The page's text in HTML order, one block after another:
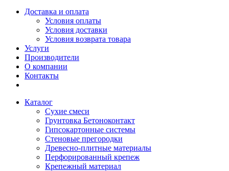
Доставка и оплата
Условия оплаты
Условия доставки
Условия возврата товара
Услуги
Производители
О компании
Контакты
Каталог
Сухие смеси
Грунтовка Бетоноконтакт
Гипсокартонные системы
Стеновые прегородки
Древесно-плитные материалы
Перфорированный крепеж
Крепежный материал